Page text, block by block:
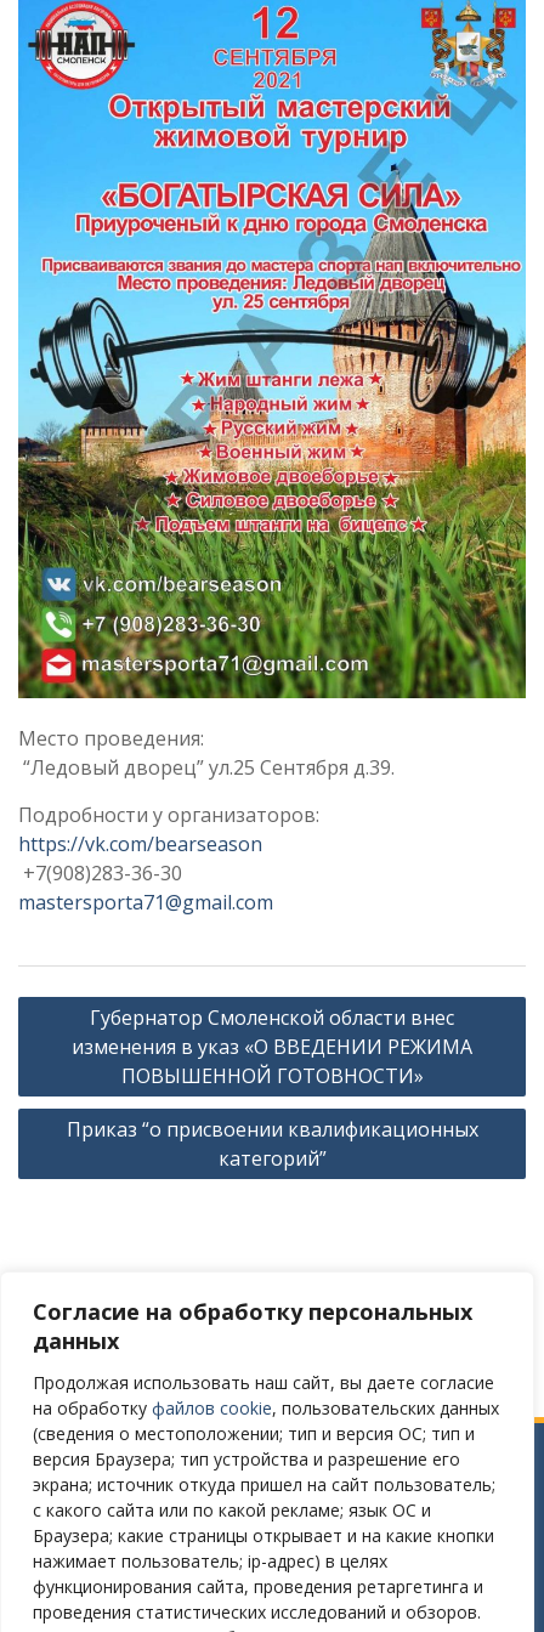
Согласие на обработку персональных
данных
Продолжая использовать наш сайт, вы даете согласие
на обработку файлов cookie, пользовательских данных
(сведения о местоположении; тип и версия ОС; тип и
версия Браузера; тип устройства и разрешение его
экрана; источник откуда пришел на сайт пользователь;
с какого сайта или по какой рекламе; язык ОС и
Браузера; какие страницы открывает и на какие кнопки
нажимает пользователь; ip-адрес) в целях
функционирования сайта, проведения ретаргетинга и
проведения статистических исследований и обзоров.
Место проведения:
“Ледовый дворец” ул.25 Сентября д.39.
Подробности у организаторов:
https://vk.com/bearseason
+7(908)283-36-30
mastersporta71@gmail.com
Навигация
Губернатор Смоленской области внес
изменения в указ «О ВВЕДЕНИИ РЕЖИМА
ПОВЫШЕННОЙ ГОТОВНОСТИ»
Приказ “о присвоении квалификационных
категорий”
Версия сайта для слабовидящих
Сайт разработан в соответствии
с требованиями Постановления Правительства РФ № 582
от 11.12.2018
Требования к структуре официального сайта
образовательной организации в ИТС «Интернет»
и формату представления на нем информации»